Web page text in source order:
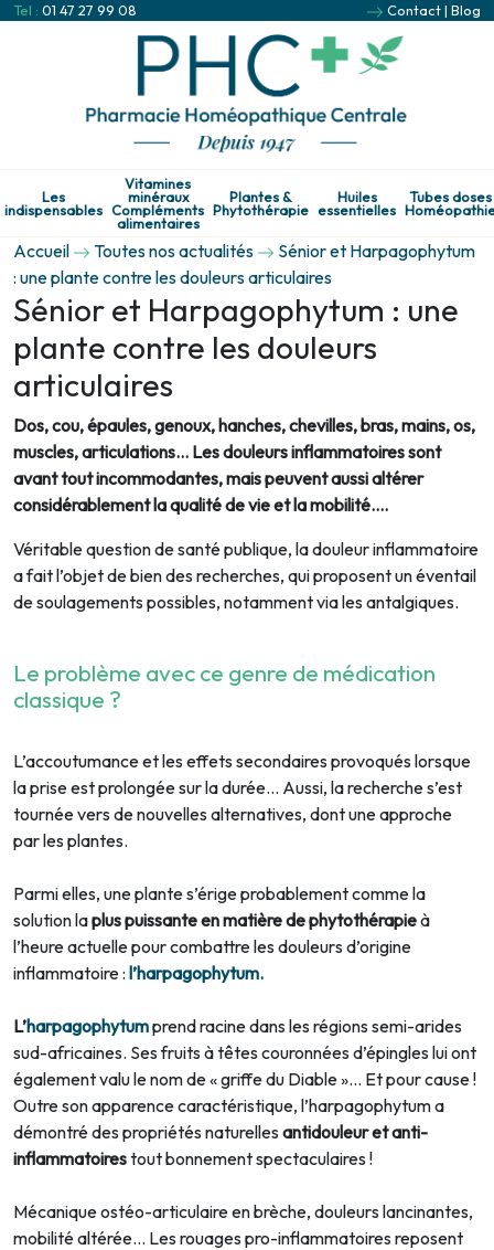
Tel : 01 47 27 99 08 Contact| Blog
Les
indispensables
Vitamines
minéraux
Compléments
alimentaires
Plantes &
Phytothérapie
Huiles
essentielles
Tubes doses
Accueil Toutes nos actualités
Sénior et Harpagophytum
: une plante contre les douleurs articulaires
Sénior et Harpagophytum : une
plante contre les douleurs
articulaires
Dos, cou, épaules, genoux, hanches, chevilles, bras, mains, os,
muscles, articulations… Les douleurs inflammatoires sont
avant tout incommodantes, mais peuvent aussi altérer
considérablement la qualité de vie et la mobilité….
Véritable question de santé publique, la douleur inflammatoire
a fait l’objet de bien des recherches, qui proposent un éventail
de soulagements possibles, notamment via les antalgiques.
Le problème avec ce genre de médication
classique ?
L’accoutumance et les effets secondaires provoqués lorsque
la prise est prolongée sur la durée... Aussi, la recherche s’est
tournée vers de nouvelles alternatives, dont une approche
par les plantes.
Parmi elles, une plante s’érige probablement comme la
solution laplus puissante en matière de phytothérapieà
l’heure actuelle pour combattre les douleurs d’origine
inflammatoire : l’harpagophytum.
L’harpagophytumprend racine dans les régions semi-arides
sud-africaines. Ses fruits à têtes couronnées d’épingles lui ont
également valu le nom de « griffe du Diable »… Et pour cause !
Outre son apparence caractéristique, l’harpagophytum a
démontré des propriétés naturelles antidouleur et anti-
inflammatoirestout bonnement spectaculaires !
Mécanique ostéo-articulaire en brèche, douleurs lancinantes,
mobilité altérée… Les rouages pro-inflammatoires reposent